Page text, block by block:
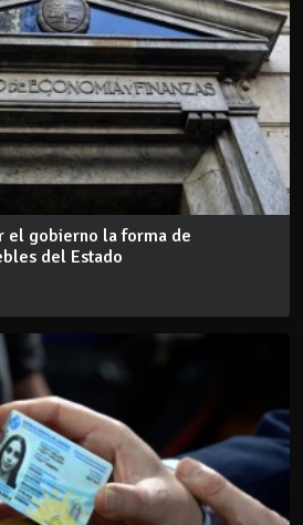
el gobierno la forma de
del Estado